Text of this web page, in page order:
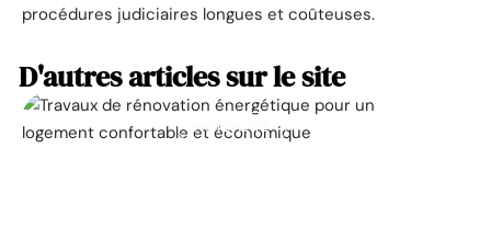
procédures judiciaires longues et coûteuses.
D'autres articles sur le site
ACTUALITÉ